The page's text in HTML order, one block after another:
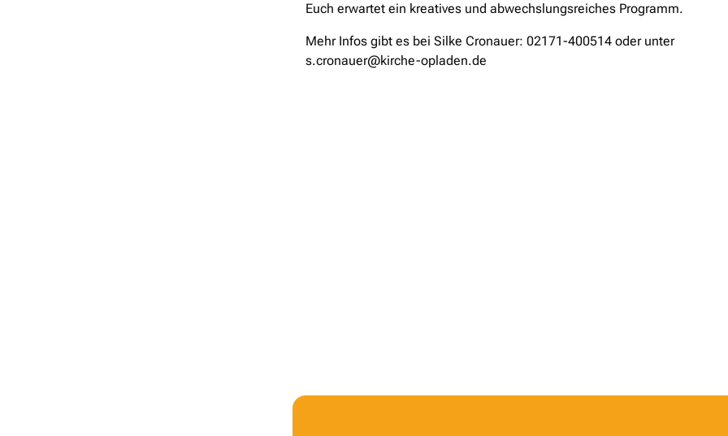
Euch erwartet ein kreatives und abwechslungsreiches Programm.
Mehr Infos gibt es bei Silke Cronauer: 02171-400514 oder unter
s.cronauer@kirche-opladen.de